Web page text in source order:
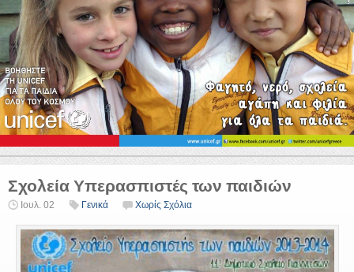
Σχολεία Υπερασπιστές των παιδιών
Ιουλ. 02 Γενικά Χωρίς Σχόλια